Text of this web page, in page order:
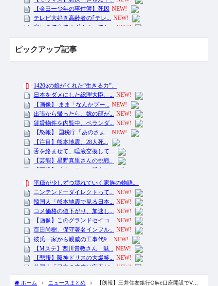
ピックアップ記事
ホーム ニュースまとめ
【朗報】三井住友銀行Olive口座開設でVポ